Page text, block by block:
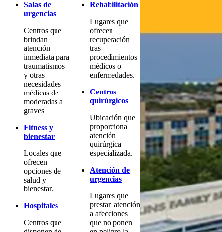
Salas de
urgencias
Centros que
brindan
atención
inmediata para
traumatismos
y otras
necesidades
médicas de
moderadas a
graves
Fitness y
bienestar
Locales que
ofrecen
opciones de
salud y
bienestar.
Hospitales
Centros que
Rehabilitación
Lugares que
ofrecen
recuperación
tras
procedimientos
médicos o
enfermedades.
Centros
quirúrgicos
Ubicación que
proporciona
atención
quirúrgica
especializada.
Atención de
urgencias
Lugares que
prestan atención
a afecciones
que no ponen